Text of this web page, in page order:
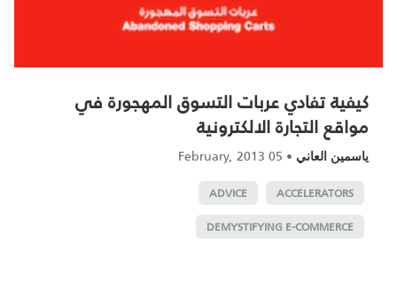
كيفية تفادي عربات التسوق المهجورة في
مواقع التجارة الالكترونية
ياسمين العاني •
05 February, 2013
ACCELERATORS
ADVICE
DEMYSTIFYING E-COMMERCE